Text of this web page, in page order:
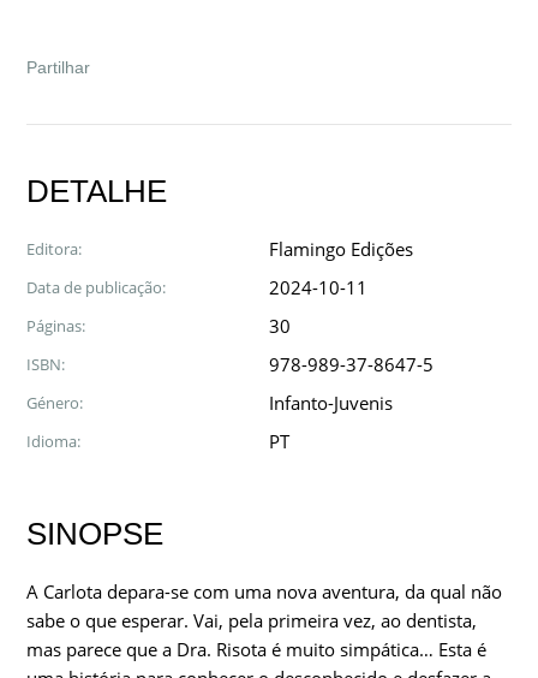
Partilhar
DETALHE
Editora: Flamingo Edições
Data de publicação: 2024-10-11
Páginas: 30
ISBN: 978-989-37-8647-5
Género: Infanto-Juvenis
Idioma: PT
SINOPSE
A Carlota depara-se com uma nova aventura, da qual não
sabe o que esperar. Vai, pela primeira vez, ao dentista,
mas parece que a Dra. Risota é muito simpática… Esta é